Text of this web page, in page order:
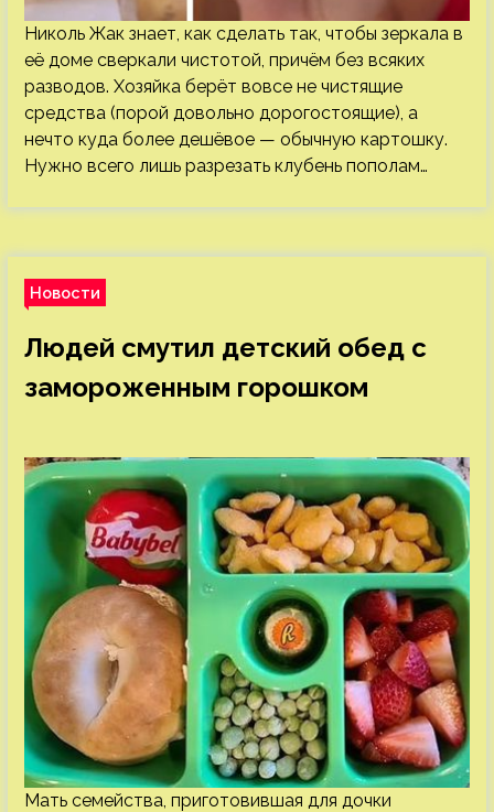
Николь Жак знает, как сделать так, чтобы зеркала в
её доме сверкали чистотой, причём без всяких
разводов. Хозяйка берёт вовсе не чистящие
средства (порой довольно дорогостоящие), а
нечто куда более дешёвое — обычную картошку.
Нужно всего лишь разрезать клубень пополам…
Новости
Людей смутил детский обед с
замороженным горошком
Мать семейства, приготовившая для дочки